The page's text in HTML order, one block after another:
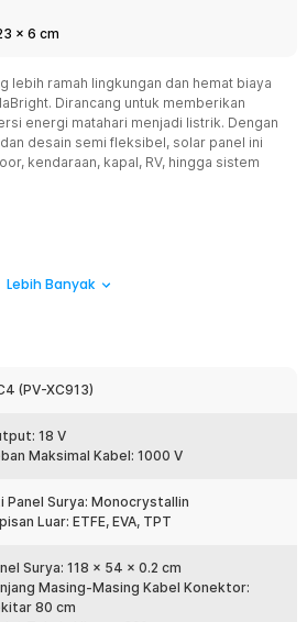
x 6 cm
lebih ramah lingkungan dan hemat biaya
Dirancang untuk memberikan
energi matahari menjadi listrik. Dengan
desain semi fleksibel, solar panel ini
kendaraan, kapal, RV, hingga sistem
yang memiliki efisiensi
rendah dan cuaca mendung, memiliki
modern.
yang mampu mengikuti permukaan
rata, sehingga lebih mudah dipasang di
yang lebih ringan membuat pemasangan
berat, sekaligus mengurangi beban
Baik
TPT backsheet yang
lebih optimal. Dengan pengelolaan
Lebih Banyak
(PV-XC913)
18 V
Maksimal Kabel: 1000 V
Panel Surya: Monocrystallin
Luar: ETFE, EVA, TPT
Surya: 118 x 54 x 0.2 cm
Masing-Masing Kabel Konektor:
80 cm